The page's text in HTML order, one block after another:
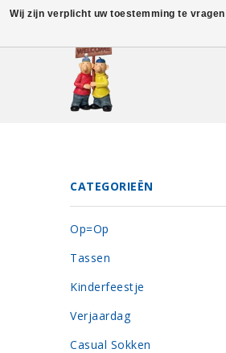
CATEGORIEËN
Op=Op
Tassen
Kinderfeestje
Verjaardag
Casual Sokken
Wij zijn verplicht uw toestemming te